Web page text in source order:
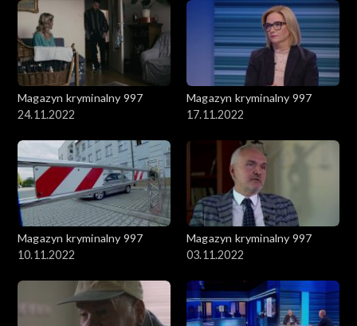
Magazyn kryminalny 997
24.11.2022
Magazyn kryminalny 997
17.11.2022
Magazyn kryminalny 997
10.11.2022
Magazyn kryminalny 997
03.11.2022